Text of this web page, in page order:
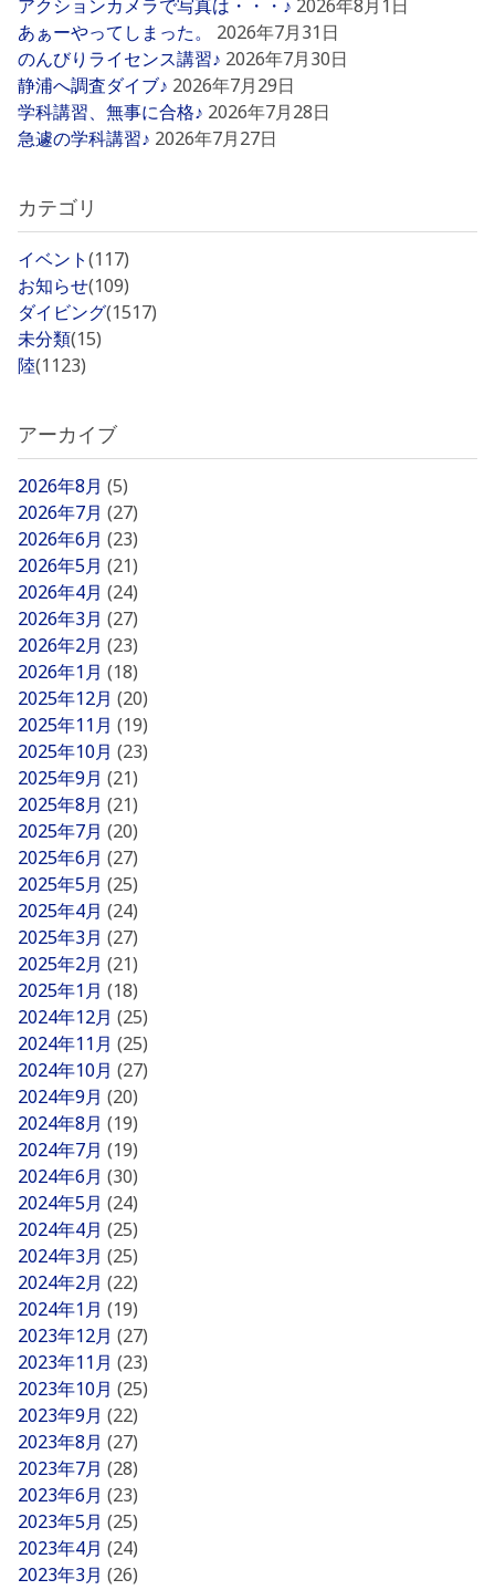
アクションカメラで写真は・・・♪ 2026年8月1日
あぁーやってしまった。
2026年7月31日
のんびりライセンス講習♪ 2026年7月30日
静浦へ調査ダイブ♪ 2026年7月29日
学科講習、無事に合格♪ 2026年7月28日
急遽の学科講習♪ 2026年7月27日
カテゴリ
イベント(117)
お知らせ(109)
ダイビング(1517)
未分類(15)
陸(1123)
アーカイブ
2026年8月 (5)
2026年7月 (27)
2026年6月 (23)
2026年5月 (21)
2026年4月 (24)
2026年3月 (27)
2026年2月 (23)
2026年1月 (18)
2025年12月 (20)
2025年11月 (19)
2025年10月 (23)
2025年9月 (21)
2025年8月 (21)
2025年7月 (20)
2025年6月 (27)
2025年5月 (25)
2025年4月 (24)
2025年3月 (27)
2025年2月 (21)
2025年1月 (18)
2024年12月 (25)
2024年11月 (25)
2024年10月 (27)
2024年9月 (20)
2024年8月 (19)
2024年7月 (19)
2024年6月 (30)
2024年5月 (24)
2024年4月 (25)
2024年3月 (25)
2024年2月 (22)
2024年1月 (19)
2023年12月 (27)
2023年11月 (23)
2023年10月 (25)
2023年9月 (22)
2023年8月 (27)
2023年7月 (28)
2023年6月 (23)
2023年5月 (25)
2023年4月 (24)
2023年3月 (26)